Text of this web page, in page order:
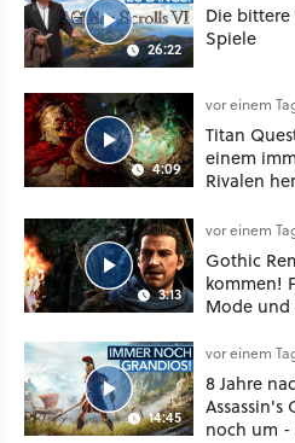
26:22
Die
Spiele
4:09
vor einem
Titan
einem
Rivalen
Klasse
3:13
vor einem
Gothic
kommen!
Mode
14:45
vor einem
8 Jahre
Assassin's
noch um